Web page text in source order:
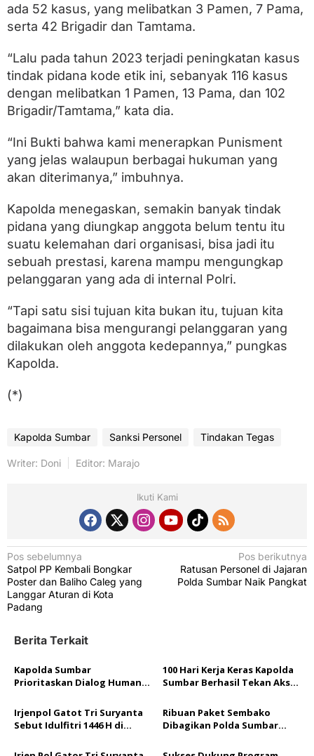
ada 52 kasus, yang melibatkan 3 Pamen, 7 Pama,
serta 42 Brigadir dan Tamtama.
“Lalu pada tahun 2023 terjadi peningkatan kasus
tindak pidana kode etik ini, sebanyak 116 kasus
dengan melibatkan 1 Pamen, 13 Pama, dan 102
Brigadir/Tamtama,” kata dia.
“Ini Bukti bahwa kami menerapkan Punisment
yang jelas walaupun berbagai hukuman yang
akan diterimanya,” imbuhnya.
Kapolda menegaskan, semakin banyak tindak
pidana yang diungkap anggota belum tentu itu
suatu kelemahan dari organisasi, bisa jadi itu
sebuah prestasi, karena mampu mengungkap
pelanggaran yang ada di internal Polri.
“Tapi satu sisi tujuan kita bukan itu, tujuan kita
bagaimana bisa mengurangi pelanggaran yang
dilakukan oleh anggota kedepannya,” pungkas
Kapolda.
(*)
Kapolda Sumbar Sanksi Personel Tindakan Tegas
Writer: Doni Editor: Marajo
Ikuti Kami
N
a
v
g
s
p
Pos sebelumnya
Satpol PP Kembali Bongkar
Poster dan Baliho Caleg yang
Langgar Aturan di Kota
Padang
Pos berikutnya
Ratusan Personel di Jajaran
Polda Sumbar Naik Pangkat
Berita Terkait
Kapolda Sumbar
Prioritaskan Dialog Humanis
100 Hari Kerja Keras Kapolda
Sumbar Berhasil Tekan Aksi
Kota Padang
Irjenpol Gatot Tri Suryanta
Sebut Idulfitri 1446 H di
Ribuan Paket Sembako
Dibagikan Polda Sumbar
Presisi dan Baksos